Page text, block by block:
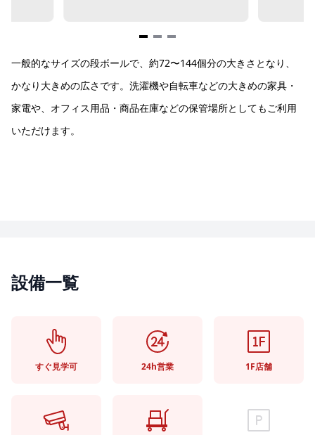
1
of
一般的なサイズの段ボールで、約72〜144個分の大きさとなり、
かなり大きめの広さです。洗濯機や自転車などの大きめの家具・
家電や、オフィス用品・商品在庫などの保管場所としてもご利用
いただけます。
設備一覧
すぐ見学可 24h営業 1F店舗